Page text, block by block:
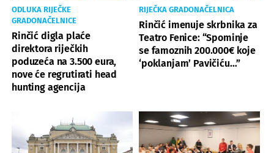
ODLUKA RIJEČKE
GRADONAČELNICE
Rinčić digla plaće
direktora riječkih
poduzeća na 3.500 eura,
nove će regrutirati head
hunting agencija
RIJEČKA GRADONAČELNICA
Rinčić imenuje skrbnika za
Teatro Fenice: “Spominje
se famoznih 200.000€ koje
‘poklanjam’ Pavičiću…”